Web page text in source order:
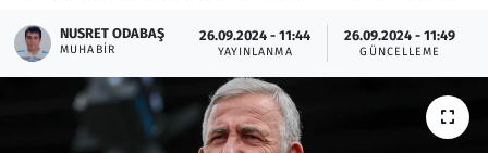
NUSRET ODABAŞ
MUHABIR
26.09.2024 - 11:44
YAYINLANMA
26.09.2024 - 11:49
GÜNCELLEME
Memur ve Kamu
Otomobil
Oyun